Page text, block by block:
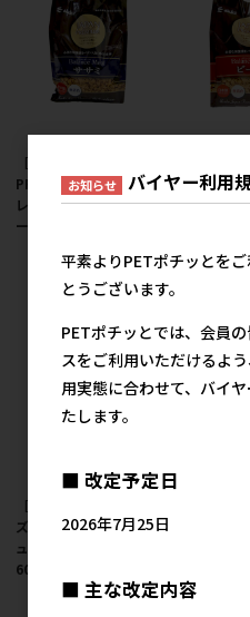
［アスク］JAPAN
PREMIUM（ジャパンプ
レミアム） バランスミ
ール ササミ 600g
参考上代
1,179円
PREMIUM
レミアム）
参考上
［マルカン サンライ
ズ］スタイルズ ミニチ
ュアダックスフンド用
600g
参考上代 1,105円
お知らせ バイヤー利用
平素よりPETポチッとを
とうございます。
PETポチッとでは、会員
スをご利用いただけるよ
用実態に合わせて、バイ
たします。
■ 改定予定日
2026年7月25日
■ 主な改定内容